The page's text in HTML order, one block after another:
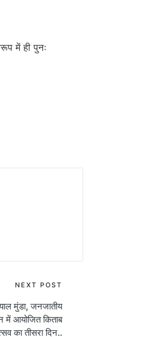
में ही पुनः
NEXT POST
मुंडा, जनजातीय
में आयोजित किताब
का तीसरा दिन..